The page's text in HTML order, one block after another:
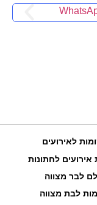
ייחודי
לאירועים
אירועים לחתונות
לבר מצווה
לבת מצווה